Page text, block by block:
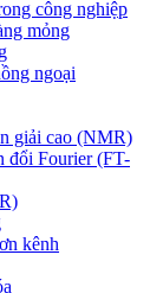
công nghiệp
mỏng
ngoại
giải cao (NMR)
đổi Fourier (FT-
kênh